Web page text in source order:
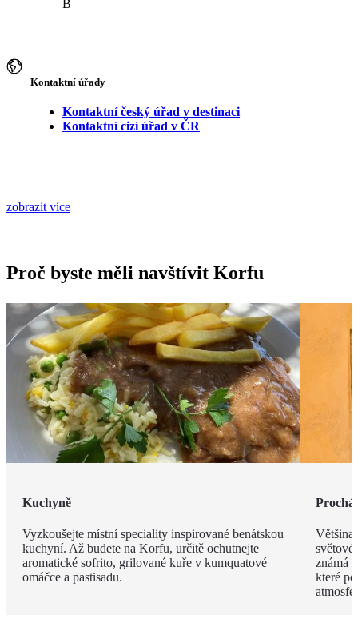
B
Kontaktní úřady
Kontaktní český úřad v destinaci
Kontaktní cizí úřad v ČR
zobrazit více
Proč byste měli navštívit Korfu
Kuchyně
Vyzkoušejte místní speciality inspirované benátskou
kuchyní. Až budete na Korfu, určitě ochutnejte
aromatické sofrito, grilované kuře v kumquatové
omáčce a pastisadu.
Většina
známá
které